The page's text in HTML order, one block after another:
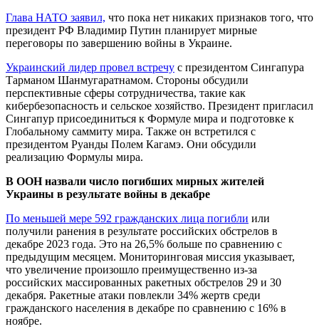
Глава НАТО заявил, что пока нет никаких признаков того, что
президент РФ Владимир Путин планирует мирные
переговоры по завершению войны в Украине.
Украинский лидер провел встречу с президентом Сингапура
Тарманом Шанмугаратнамом. Стороны обсудили
перспективные сферы сотрудничества, такие как
кибербезопасность и сельское хозяйство. Президент пригласил
Сингапур присоединиться к Формуле мира и подготовке к
Глобальному саммиту мира. Также он встретился с
президентом Руанды Полем Кагамэ. Они обсудили
реализацию Формулы мира.
В ООН назвали число погибших мирных жителей
Украины в результате войны в декабре
По меньшей мере 592 гражданских лица погибли или
получили ранения в результате российских обстрелов в
декабре 2023 года. Это на 26,5% больше по сравнению с
предыдущим месяцем. Мониторинговая миссия указывает,
что увеличение произошло преимущественно из-за
российских массированных ракетных обстрелов 29 и 30
декабря. Ракетные атаки повлекли 34% жертв среди
гражданского населения в декабре по сравнению с 16% в
ноябре.